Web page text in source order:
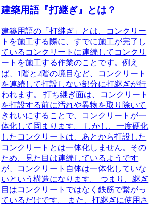
建築用語『打継ぎ』とは？
建築用語の「打継ぎ」とは、コンクリー
トを施工する際に、すでに施工が完了し
ているコンクリートに連続してコンクリ
ートを施工する作業のことです。例え
ば、1階と2階の境目など、コンクリート
を連続して打設しない部分に打継ぎが行
われます。
打ち継ぎ面は、コンクリート
を打設する前に汚れや異物を取り除いて
きれいにすることで、コンクリートが一
体化して固まります。
しかし、一度硬化
したコンクリートは、あとから打設した
コンクリートとは一体化しません。その
ため、見た目は連続しているようです
が、コンクリート自体は一体化していな
いという構造になります。
つまり、継ぎ
目はコンクリートではなく鉄筋で繋がっ
ているだけです。
また、打継ぎに使用さ